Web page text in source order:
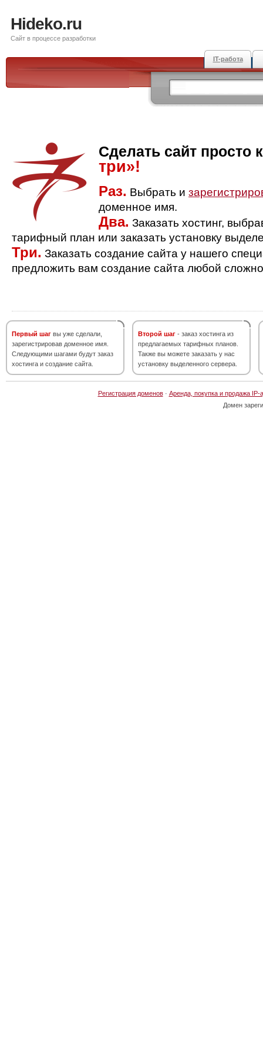
Hideko.ru
Сайт в процессе разработки
IT-работа
Сделать сайт просто
три»!
Раз. Выбрать и
доменное имя.
Два. Заказать хостинг,
тарифный план или заказать установку
Три. Заказать создание сайта у нашего
предложить вам создание сайта любой
Первый шаг вы уже сделали,
зарегистрировав доменное имя.
Следующими шагами будут заказ
хостинга и создание сайта.
Второй шаг - заказ хостинга из
предлагаемых тарифных планов.
Также вы можете заказать у нас
установку выделенного сервера.
Регистрация доменов· Аренда, покупка и продажа IP-
Домен